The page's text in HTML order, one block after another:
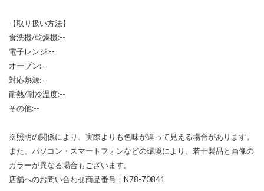
【取り扱い方法】
食洗機/乾燥機:--
電子レンジ:--
オーブン:--
対応熱源:--
耐熱/耐冷温度:--
その他:--
※照明の関係により、実際よりも色味が違って見える場合があります。
また、パソコン・スマートフォンなどの環境により、若干製品と画像の
カラーが異なる場合もございます。
店舗へのお問い合わせ商品番号：N78-70841